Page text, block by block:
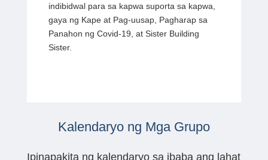
indibidwal para sa kapwa suporta sa kapwa,
gaya ng Kape at Pag-uusap, Pagharap sa
Panahon ng Covid-19, at Sister Building
Sister.
Kalendaryo ng Mga Grupo
Ipinapakita ng kalendaryo sa ibaba ang lahat